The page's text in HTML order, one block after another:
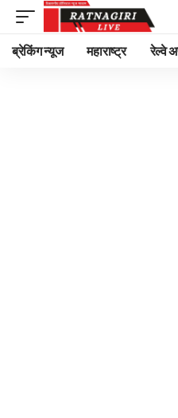
ब्रेकिंग न्यूज महाराष्ट्र रेल्वे